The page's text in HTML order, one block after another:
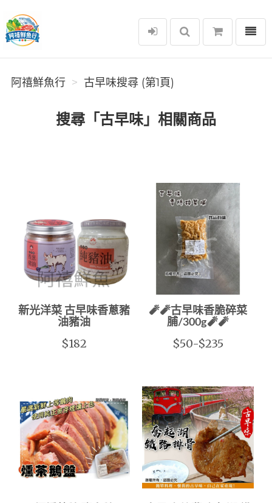
阿禧鮮魚行
選單
阿禧鮮魚行 古早味搜尋 (第1頁)
搜尋「古早味」相關商品
新光洋菜 古早味香蔥豬
油豬油
$182
🧨🧨古早味香脆碎菜
脯/300g🧨🧨
$50-$235